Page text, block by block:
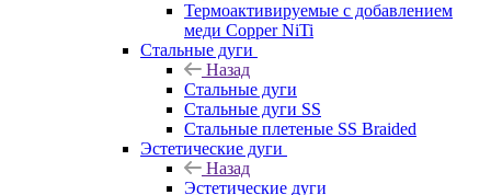
Термоактивируемые с добавлением
меди Copper NiTi
Стальные дуги
Назад
Стальные дуги
Стальные дуги SS
Стальные плетеные SS Braided
Эстетические дуги
Назад
Эстетические дуги